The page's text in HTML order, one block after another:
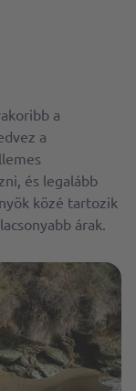
a
a
és legalább
közé tartozik
árak.